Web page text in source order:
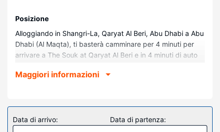
Posizione
Alloggiando in Shangri-La, Qaryat Al Beri, Abu Dhabi a Abu
Dhabi (Al Maqta), ti basterà camminare per 4 minuti per
arrivare a The Souk at Qaryat Al Beri e in 4 minuti di auto
spiaggia dista 7 km da Abu Dhabi Golf Club e 7,4 km da
Rilassati in una delle 213 camere con aria condizionata
della struttura, completa di minibar e macchina per caffè
Maggiori informazioni
Data di arrivo: Data di partenza: